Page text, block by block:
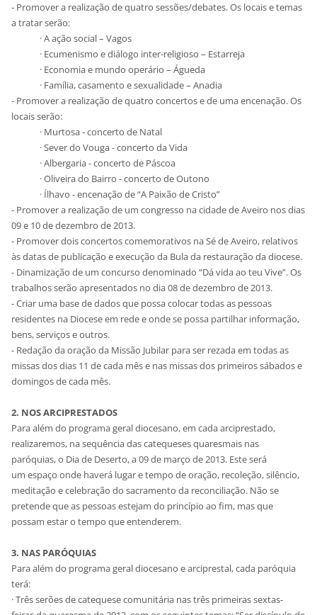
- Promover a realização de quatro sessões/debates. Os locais e temas
a tratar serão:
· A ação social – Vagos
· Ecumenismo e diálogo inter-religioso – Estarreja
· Economia e mundo operário – Águeda
· Família, casamento e sexualidade – Anadia
- Promover a realização de quatro concertos e de uma encenação. Os
locais serão:
· Murtosa - concerto de Natal
· Sever do Vouga - concerto da Vida
· Albergaria - concerto de Páscoa
· Oliveira do Bairro - concerto de Outono
· Ílhavo - encenação de “A Paixão de Cristo”
- Promover a realização de um congresso na cidade de Aveiro nos dias
09 e 10 de dezembro de 2013.
- Promover dois concertos comemorativos na Sé de Aveiro, relativos
às datas de publicação e execução da Bula da restauração da diocese.
- Dinamização de um concurso denominado “Dá vida ao teu Vive”. Os
trabalhos serão apresentados no dia 08 de dezembro de 2013.
- Criar uma base de dados que possa colocar todas as pessoas
residentes na Diocese em rede e onde se possa partilhar informação,
bens, serviços e outros.
- Redação da oração da Missão Jubilar para ser rezada em todas as
missas dos dias 11 de cada mês e nas missas dos primeiros sábados e
domingos de cada mês.
2. NOS ARCIPRESTADOS
Para além do programa geral diocesano, em cada arciprestado,
realizaremos, na sequência das catequeses quaresmais nas
paróquias, o Dia de Deserto, a 09 de março de 2013. Este será
um espaço onde haverá lugar e tempo de oração, recoleção, silêncio,
meditação e celebração do sacramento da reconciliação. Não se
pretende que as pessoas estejam do princípio ao fim, mas que
possam estar o tempo que entenderem.
3. NAS PARÓQUIAS
Para além do programa geral diocesano e arciprestal, cada paróquia
terá:
· Três serões de catequese comunitária nas três primeiras sextas-